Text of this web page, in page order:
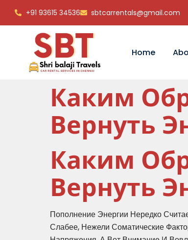
+91 93615 34536 sbtcarrentals@gmail.com
Home
Каким
Вернуть
Каким
Вернуть
Пополнение Энергии Нередко
Слабее, Нежели Соматические